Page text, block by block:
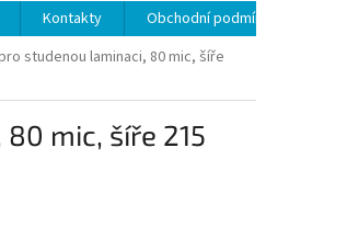
Kontakty Obchodní podmínky
studenou laminaci, 80 mic, šíře
mic, šíře 215